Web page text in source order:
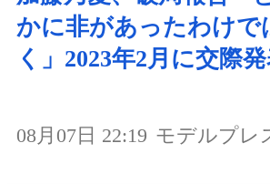
かに非があったわけで
く」2023年2月に交際
08月07日 22:19 モデルプレ